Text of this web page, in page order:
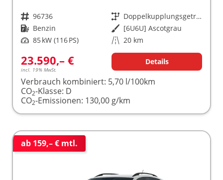
Fahrzeugnr. 96736 Getriebe
Doppelkupplungsgetriebe (DSG)
Kraftstoff Benzin Außenfarbe [6U6U] Ascotgrau
Leistung 85 kW (116 PS) Kilometerstand 20 km
23.590,– €
incl. 19% MwSt.
Details
Verbrauch kombiniert: 5,70 l/100km
CO2-Klasse: D
CO2-Emissionen: 130,00 g/km
ab 159,– € mtl.